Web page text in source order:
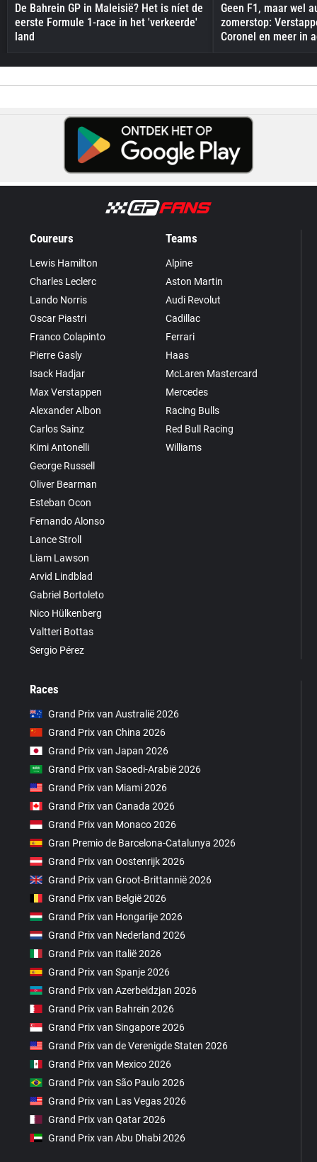
De Bahrein GP in Maleisië? Het is níet de
eerste Formule 1-race in het 'verkeerde'
land
Geen F1, maar wel
zomerstop:
Coronel en meer in
Coureurs
Lewis Hamilton
Charles Leclerc
Lando Norris
Oscar Piastri
Franco Colapinto
Pierre Gasly
Isack Hadjar
Max Verstappen
Alexander Albon
Carlos Sainz
Kimi Antonelli
George Russell
Oliver Bearman
Esteban Ocon
Fernando Alonso
Lance Stroll
Liam Lawson
Arvid Lindblad
Gabriel Bortoleto
Nico Hülkenberg
Valtteri Bottas
Sergio Pérez
Teams
Alpine
Aston Martin
Audi Revolut
Cadillac
Ferrari
Haas
McLaren Mastercard
Mercedes
Racing Bulls
Red Bull Racing
Williams
Races
Grand Prix van Australië 2026
Grand Prix van China 2026
Grand Prix van Japan 2026
Grand Prix van Saoedi-Arabië 2026
Grand Prix van Miami 2026
Grand Prix van Canada 2026
Grand Prix van Monaco 2026
Gran Premio de Barcelona-Catalunya 2026
Grand Prix van Oostenrijk 2026
Grand Prix van Groot-Brittannië 2026
Grand Prix van België 2026
Grand Prix van Hongarije 2026
Grand Prix van Nederland 2026
Grand Prix van Italië 2026
Grand Prix van Spanje 2026
Grand Prix van Azerbeidzjan 2026
Grand Prix van Bahrein 2026
Grand Prix van Singapore 2026
Grand Prix van de Verenigde Staten 2026
Grand Prix van Mexico 2026
Grand Prix van São Paulo 2026
Grand Prix van Las Vegas 2026
Grand Prix van Qatar 2026
Grand Prix van Abu Dhabi 2026